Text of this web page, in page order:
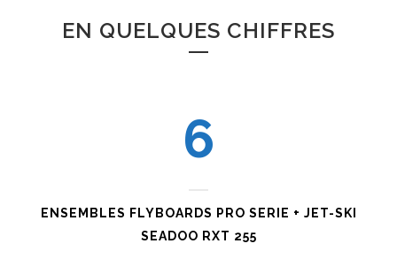
EN QUELQUES CHIFFRES
4
6
ENSEMBLES FLYBOARDS PRO SERIE + JET-SKI
SEADOO RXT 255
3
5
6
7
1
0
1
2
31
0